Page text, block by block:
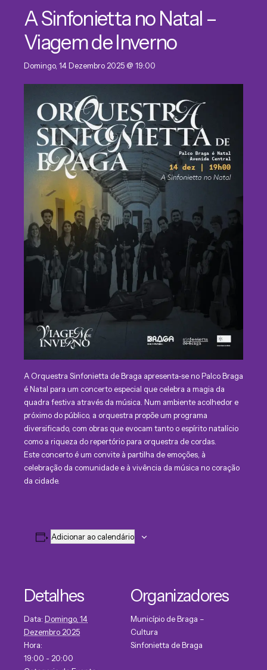
A Sinfonietta no Natal –
Viagem de Inverno
Domingo, 14 Dezembro 2025 @ 19:00
A Orquestra Sinfonietta de Braga apresenta-se no Palco Braga
é Natal para um concerto especial que celebra a magia da
quadra festiva através da música. Num ambiente acolhedor e
próximo do público, a orquestra propõe um programa
diversificado, com obras que evocam tanto o espírito natalício
como a riqueza do repertório para orquestra de cordas.
Este concerto é um convite à partilha de emoções, à
celebração da comunidade e à vivência da música no coração
da cidade.
Adicionar ao calendário
Detalhes
Data: Domingo, 14
Dezembro 2025
Hora:
19:00 - 20:00
Organizadores
Município de Braga –
Cultura
Sinfonietta de Braga